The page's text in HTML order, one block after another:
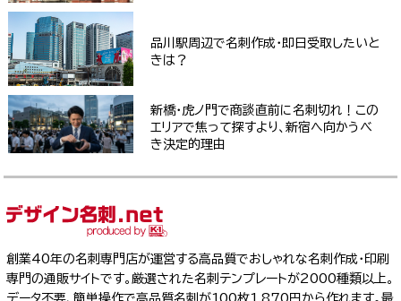
品川駅周辺で名刺作成・即日受取したいと
きは？
新橋・虎ノ門で商談直前に名刺切れ！この
エリアで焦って探すより、新宿へ向かうべ
き決定的理由
創業40年の名刺専門店が運営する高品質でおしゃれな名刺作成・印刷
専門の通販サイトです。厳選された名刺テンプレートが2000種類以上。
データ不要、簡単操作で高品質名刺が100枚1,870円から作れます。最